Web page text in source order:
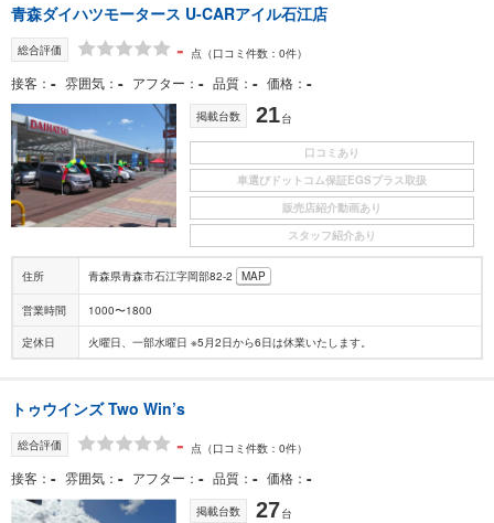
青森ダイハツモータース U-CARアイル石江店
総合評価 - 点 （口コミ件数：0件）
接客 - 雰囲気 - アフター - 品質 - 価格 -
掲載台数 21台
口コミあり
車選びドットコム保証EGSプラス取扱
販売店紹介動画あり
スタッフ紹介あり
住所 青森県青森市石江字岡部82-2 MAP
営業時間 1000〜1800
定休日 火曜日、一部水曜日 ※5月2日から6日は休業いたします。
トゥウインズ Two Win’s
総合評価 - 点 （口コミ件数：0件）
接客 - 雰囲気 - アフター - 品質 - 価格 -
掲載台数 27台